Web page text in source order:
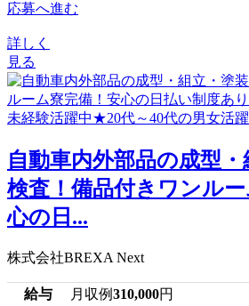
応募へ進む
詳しく
見る
自動車内外部品の成型・
検査！備品付きワンル
心の日...
株式会社BREXA Next
給与 月収例310,000円